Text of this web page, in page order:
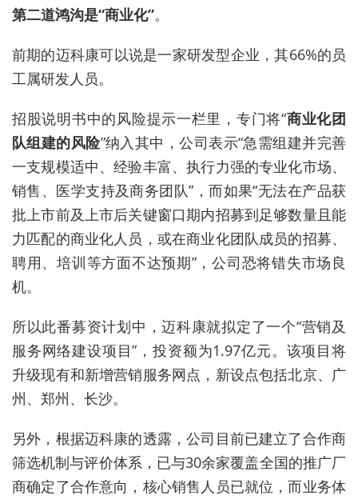
第二道鸿沟是“商业化”。
前期的迈科康可以说是一家研发型企业，其66%的员
工属研发人员。
招股说明书中的风险提示一栏里，专门将“商业化团
队组建的风险”纳入其中，公司表示“急需组建并完善
一支规模适中、经验丰富、执行力强的专业化市场、
销售、医学支持及商务团队”，而如果“无法在产品获
批上市前及上市后关键窗口期内招募到足够数量且能
力匹配的商业化人员，或在商业化团队成员的招募、
聘用、培训等方面不达预期”，公司恐将错失市场良
机。
所以此番募资计划中，迈科康就拟定了一个“营销及
服务网络建设项目”，投资额为1.97亿元。该项目将
升级现有和新增营销服务网点，新设点包括北京、广
州、郑州、长沙。
另外，根据迈科康的透露，公司目前已建立了合作商
筛选机制与评价体系，已与30余家覆盖全国的推广厂
商确定了合作意向，核心销售人员已就位，而业务体